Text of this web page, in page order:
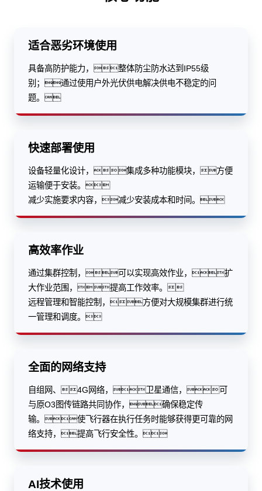
适合恶劣环境使用
具备高防护能力，整体防尘防水达到IP55级
别；通过使用户外光伏供电解决供电不稳定的问
题。
快速部署使用
设备轻量化设计，集成多种功能模块，方便
运输便于安装。
减少实施要求内容，减少安装成本和时间。
高效率作业
通过集群控制，可以实现高效作业，扩
大作业范围，提高工作效率。
远程管理和智能控制，方便对大规模集群进行统
一管理和调度。
全面的网络支持
自组网、4G网络，卫星通信，可
与原O3图传链路共同协作，确保稳定传
输。使飞行器在执行任务时能够获得更可靠的网
络支持，提高飞行安全性。
AI技术使用